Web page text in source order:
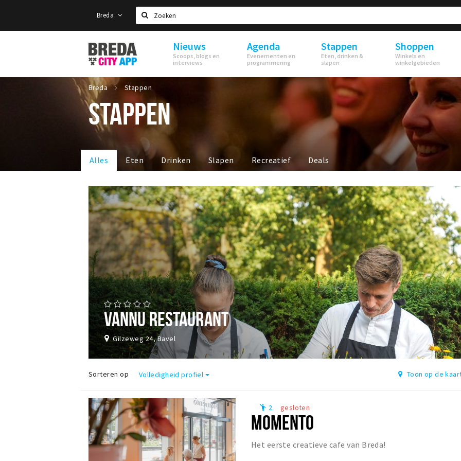
Breda
Zoeken
Stappen
&
Shoppen
Breda
Nieuws
Scoops, blogs en
interviews
Agenda
Evenementen en
programmering
Stappen
Eten, drinken &
slapen
Shoppen
Winkels en
winkelgebieden
Breda Stappen
STAPPEN
Alles Eten Drinken Slapen Recreatief Deals
VANNU RESTAURANT
Gilzeweg 24, Bavel
Sorteren op Volledigheid profiel Toon op de
emoji_people 2 gesloten
MOMENTO
Het eerste creatieve cafe van Breda!